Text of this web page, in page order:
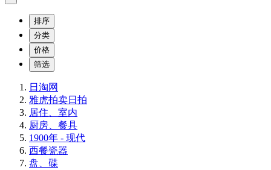
排序
分类
价格
筛选
日淘网
雅虎拍卖日拍
居住、室内
厨房、餐具
1900年 - 现代
西餐瓷器
盘、碟